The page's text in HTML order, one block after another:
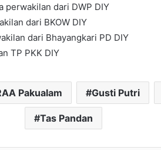
perwakilan dari DWP DIY
dari BKOW DIY
dari Bhayangkari PD DIY
TP PKK DIY
Pakualam Gusti Putri
Tas Pandan